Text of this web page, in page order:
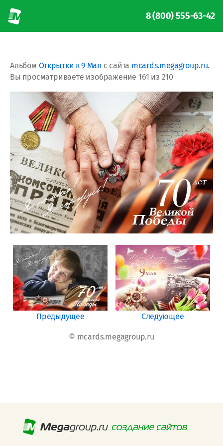
8 (800) 555-63-42
Альбом Открытки к 9 Мая с сайта mcards.megagroup.ru.
Вы просматриваете изображение 161 из 210
Предыдущее Следующее
© mcards.megagroup.ru